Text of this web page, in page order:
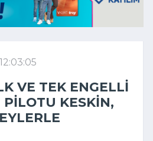
VE TEK ENGELLI
KESKIN,